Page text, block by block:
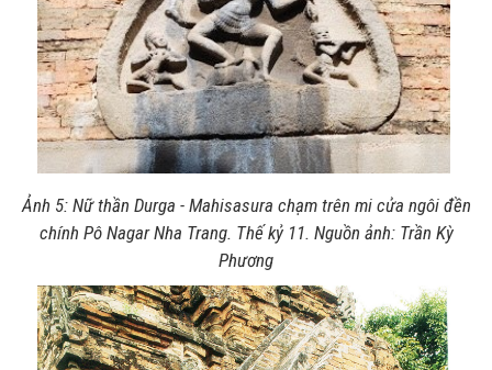
Ảnh 5: Nữ thần Durga - Mahisasura chạm trên mi cửa ngôi đền
chính Pô Nagar Nha Trang. Thế kỷ 11. Nguồn ảnh: Trần Kỳ
Phương